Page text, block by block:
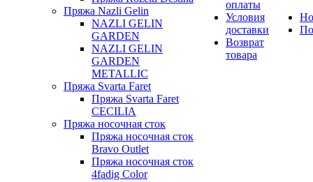
Пряжа Nazli Gelin
NAZLI GELIN
GARDEN
NAZLI GELIN
GARDEN
METALLIC
Пряжа Svarta Faret
Пряжа Svarta Faret
CECILIA
Пряжа носочная сток
Пряжа носочная сток
Bravo Outlet
Пряжа носочная сток
4fadig Color
оплаты
Условия
доставки
Возврат
товара